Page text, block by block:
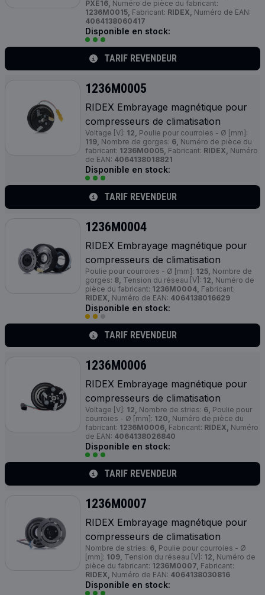
PXE16, Numéro de pièce du fabricant:
1236M0015, Fabricant: RIDEX, Numéro de EAN:
4064138060417
Disponible en stock:
TARIF REVENDEUR
1236M0005
RIDEX Embrayage magnétique pour
compresseurs de climatisation
Voltage [V]: 12, Poulie pour courroies - Ø [mm]:
119, Nombre de gorges: 6, Numéro de pièce du
fabricant: 1236M0005, Fabricant: RIDEX, Numéro
de EAN: 4064138018821
Disponible en stock:
TARIF REVENDEUR
1236M0004
RIDEX Embrayage magnétique pour
compresseurs de climatisation
Poulie pour courroies - Ø [mm]: 125, Nombre de
gorges: 8, Tension du réseau [V]: 12, Numéro de
pièce du fabricant: 1236M0004, Fabricant:
RIDEX, Numéro de EAN: 4064138016629
Disponible en stock:
TARIF REVENDEUR
1236M0006
RIDEX Embrayage magnétique pour
compresseurs de climatisation
Voltage [V]: 12, Nombre de stries: 6, Poulie pour
courroies - Ø [mm]: 120, Numéro de pièce du
fabricant: 1236M0006, Fabricant: RIDEX, Numéro
de EAN: 4064138026840
Disponible en stock:
TARIF REVENDEUR
1236M0007
RIDEX Embrayage magnétique pour
compresseurs de climatisation
Nombre de stries: 6, Poulie pour courroies - Ø
[mm]: 109, Tension du réseau [V]: 12, Numéro de
pièce du fabricant: 1236M0007, Fabricant:
RIDEX, Numéro de EAN: 4064138030816
Disponible en stock: